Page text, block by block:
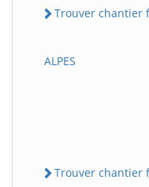
Trouver chantier
ALPES
Trouver chantier